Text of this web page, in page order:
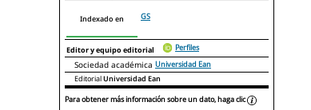
Indexado en GS
Editor y equipo editorial Perfiles
Sociedad académica Universidad Ean
EditorialUniversidad Ean
Para obtener más información sobre un dato, haga clic